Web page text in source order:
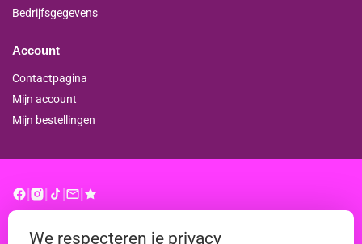
Bedrijfsgegevens
Account
Contactpagina
Mijn account
Mijn bestellingen
We respecteren je privacy